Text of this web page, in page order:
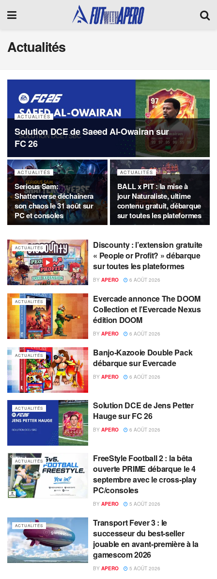
Actualités
ACTUALITÉS
Solution DCE de Saeed Al-Owairan sur
FC 26
ACTUALITÉS
Serious Sam:
Shatterverse déchaînera
son chaos le 31 août sur
PC et consoles
ACTUALITÉS
BALL x PIT : la mise à
jour Naturaliste, ultime
contenu gratuit, débarque
sur toutes les plateformes
ACTUALITÉS
Discounty : l’extension gratuite
« People or Profit? » débarque
sur toutes les plateformes
BY APERO 6 AOÛT 2026
ACTUALITÉS
Evercade annonce The DOOM
Collection et l’Evercade Nexus
édition DOOM
BY APERO 6 AOÛT 2026
ACTUALITÉS
Banjo-Kazooie Double Pack
débarque sur Evercade
BY APERO 6 AOÛT 2026
ACTUALITÉS
Solution DCE de Jens Petter
Hauge sur FC 26
BY APERO 6 AOÛT 2026
ACTUALITÉS
FreeStyle Football 2 : la bêta
ouverte PRIME débarque le 4
septembre avec le cross-play
PC/consoles
BY APERO 5 AOÛT 2026
ACTUALITÉS
Transport Fever 3 : le
successeur du best-seller
jouable en avant-première à la
gamescom 2026
BY APERO 5 AOÛT 2026